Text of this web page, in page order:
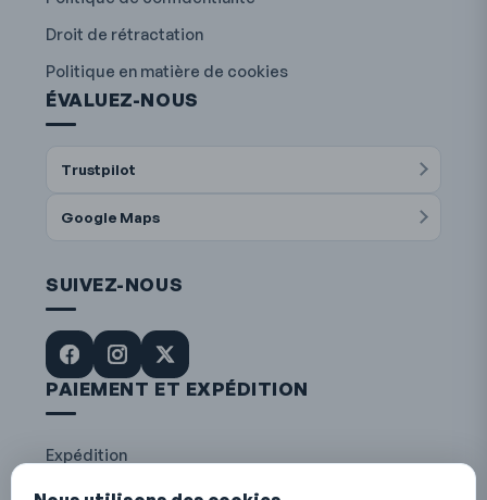
Droit de rétractation
Politique en matière de cookies
ÉVALUEZ-NOUS
Trustpilot
Google Maps
SUIVEZ-NOUS
PAIEMENT ET EXPÉDITION
Expédition
La Poste DHL